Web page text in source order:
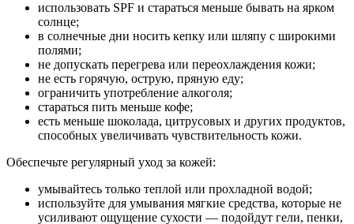
использовать SPF и стараться меньше бывать на ярком
солнце;
в солнечные дни носить кепку или шляпу с широкими
полями;
не допускать перегрева или переохлаждения кожи;
не есть горячую, острую, пряную еду;
ограничить употребление алкоголя;
стараться пить меньше кофе;
есть меньше шоколада, цитрусовых и других продуктов,
способных увеличивать чувствительность кожи.
Обеспечьте регулярный уход за кожей:
умывайтесь только теплой или прохладной водой;
используйте для умывания мягкие средства, которые не
усиливают ощущение сухости — подойдут гели, пенки,